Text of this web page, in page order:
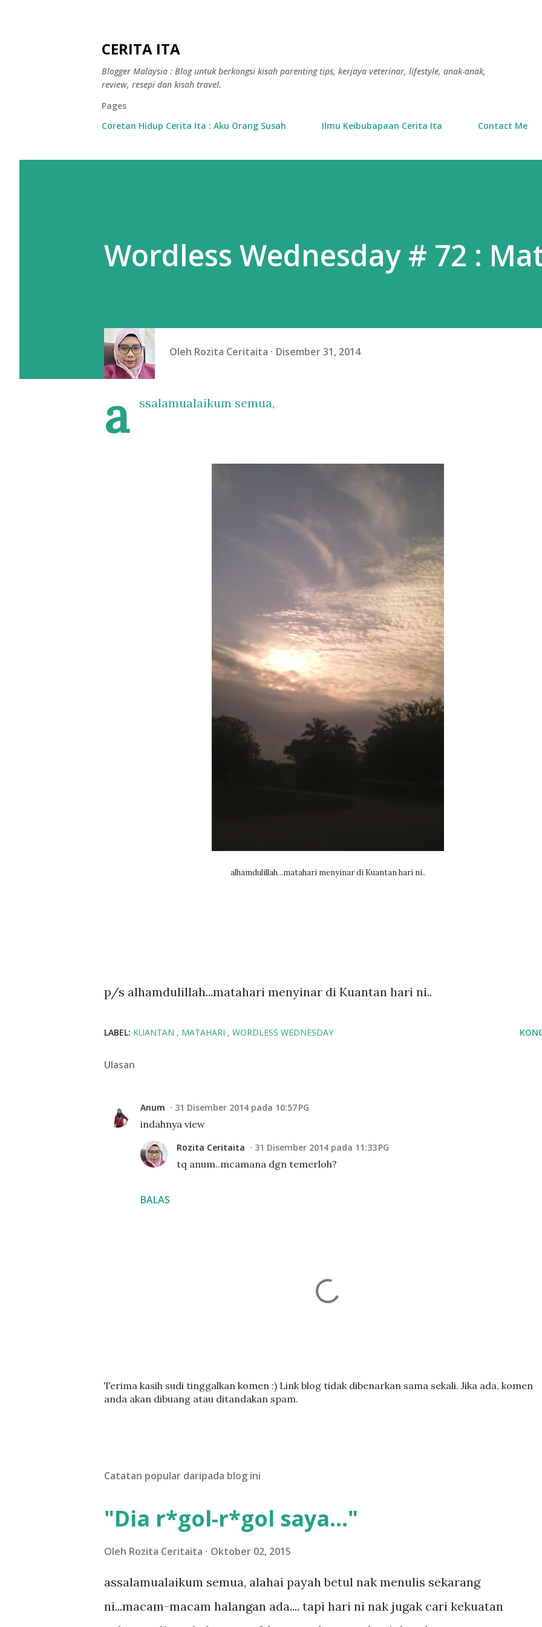
CERITA ITA
Blogger Malaysia : Blog untuk berkongsi kisah parenting tips, kerjaya veterinar, lifestyle, anak-anak,
review, resepi dan kisah travel.
Pages
Coretan Hidup Cerita Ita : Aku Orang Susah
Ilmu Keibubapaan Cerita Ita Contact Me
Wordless Wednesday # 72 :
Oleh Rozita Ceritaita Disember 31, 2014
a ssalamualaikum semua,
alhamdulillah...matahari menyinar di Kuantan hari ni..
p/s alhamdulillah...matahari menyinar di Kuantan hari ni..
LABEL: KUANTAN MATAHARI WORDLESS WEDNESDAY
Ulasan
Anum 31 Disember 2014 pada 10:57 PG
indahnya view
BALAS
Rozita Ceritaita 31 Disember 2014 pada 11:33 PG
tq anum..mcamana dgn temerloh?
C
a
a
n
Terima kasih sudi tinggalkan komen :) Link blog tidak dibenarkan sama sekali. Jika ada, komen
anda akan dibuang atau ditandakan spam.
Catatan popular daripada blog ini
"Dia r*gol-r*gol saya..."
Oleh Rozita Ceritaita Oktober 02, 2015
assalamualaikum semua, alahai payah betul nak menulis sekarang
ni...macam-macam halangan ada.... tapi hari ni nak jugak cari kekuatan